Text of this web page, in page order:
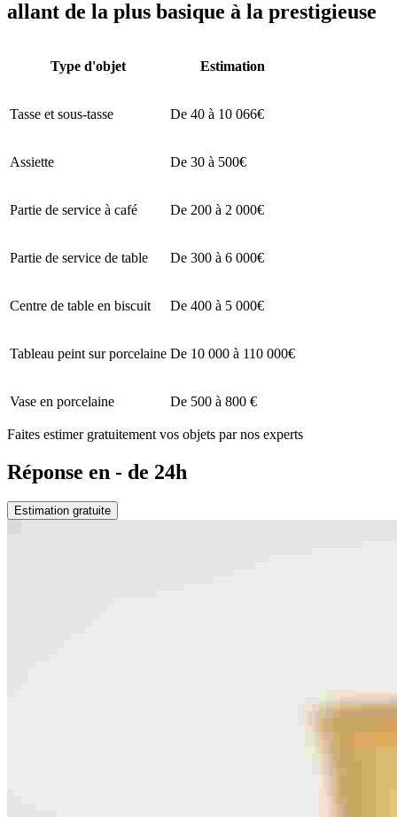
allant de la plus basique à la prestigieuse
Type d'objet Estimation
Tasse et sous-tasse De 40 à 10 066€
Assiette De 30 à 500€
Partie de service à café De 200 à 2 000€
Partie de service de table De 300 à 6 000€
Centre de table en biscuit De 400 à 5 000€
Tableau peint sur porcelaine De 10 000 à 110 000€
Vase en porcelaine De 500 à 800 €
Faites estimer gratuitement vos objets par nos experts
Réponse en - de 24h
Estimation gratuite